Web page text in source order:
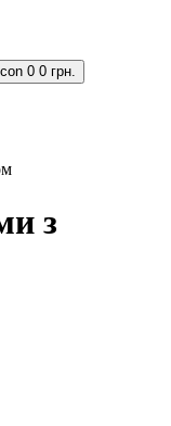
0 0 грн.
з